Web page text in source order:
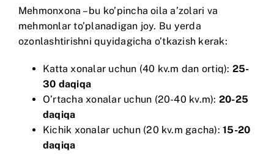
Mehmonxona – bu ko’pincha oila a’zolari va
mehmonlar to’planadigan joy. Bu yerda
ozonlashtirishni quyidagicha o’tkazish kerak:
Katta xonalar uchun (40 kv.m dan ortiq): 25-
30 daqiqa
O’rtacha xonalar uchun (20-40 kv.m): 20-25
daqiqa
Kichik xonalar uchun (20 kv.m gacha):15-20
daqiqa